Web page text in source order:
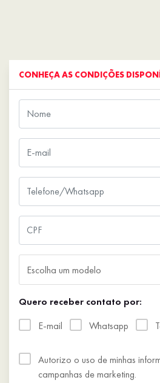
CONHEÇA AS CONDIÇÕES
Escolha um modelo
Quero receber contato por:
E-mail
Whatsapp
Autorizo o uso de minhas
campanhas de marketing.